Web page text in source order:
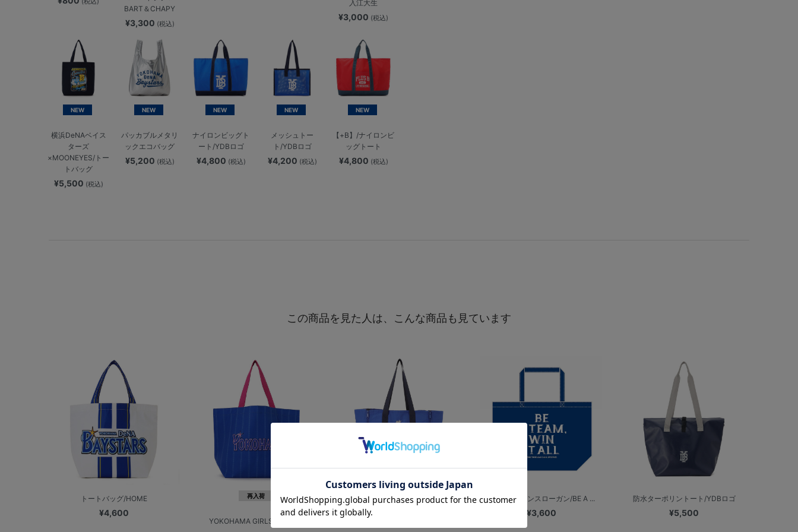
BART＆CHAPY
¥3,300 (税込)
入江大生
¥3,000 (税込)
NEW
横浜DeNAベイス
ターズ
×MOONEYES/トー
トバッグ
¥5,500 (税込)
NEW
パッカブルメタリ
ックエコバッグ
¥5,200 (税込)
NEW
ナイロンビッグト
ート/YDBロゴ
¥4,800 (税込)
NEW
メッシュトー
ト/YDBロゴ
¥4,200 (税込)
NEW
【+B】/ナイロンビ
ッグトート
¥4,800 (税込)
この商品を見た人は、こんな商品も見ています
トートバッグ/HOME
¥4,600
再入荷
YOKOHAMA GIRLS☆FEST...
2WAYトートバッグ/Bシンボル 2026シーズンスローガン/BE A ...
¥3,600
防水ターポリントート/YDBロゴ
¥5,500